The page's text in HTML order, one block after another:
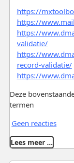
https://
https://
https://
validatie/
https://
record-validatie/
https://
Deze
termen
Geen reacties
Lees meer …